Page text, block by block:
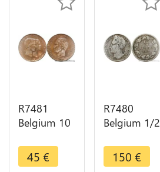
R7481
Belgium 10
Leopold I
Marriage
45 €
R7480
Belgium 1/2
Leopold
1844 Silver
150 €